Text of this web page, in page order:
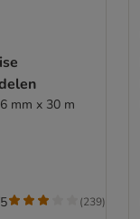
mm x 30 m
(239)